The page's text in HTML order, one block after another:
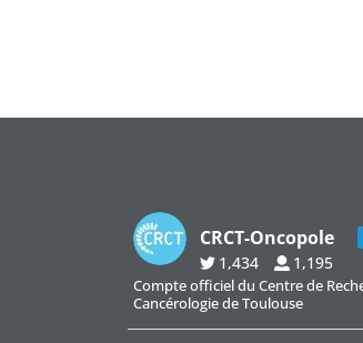
CRCT-Oncopole
1,434 1,195
Compte officiel du Centre de
Cancérologie de Toulouse